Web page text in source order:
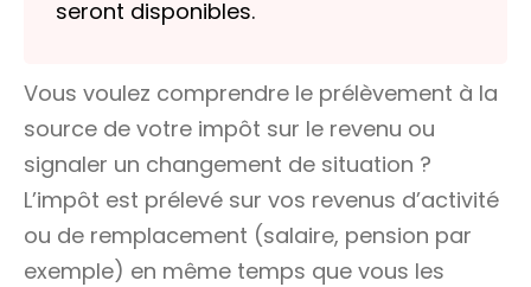
seront disponibles.
Vous voulez comprendre le prélèvement à la
source de votre impôt sur le revenu ou
signaler un changement de situation ?
L’impôt est prélevé sur vos revenus d’activité
ou de remplacement (salaire, pension par
exemple) en même temps que vous les